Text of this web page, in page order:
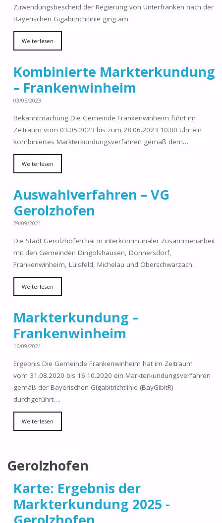
Zuwendungsbescheid der Regierung von Unterfranken nach der
Bayerischen Gigabitrichtlinie ging am…
Weiterlesen
Kombinierte Markterkundung
– Frankenwinheim
03/05/2023
Bekanntmachung Die Gemeinde Frankenwinheim führt im
Zeitraum vom 03.05.2023 bis zum 28.06.2023 10:00 Uhr ein
kombiniertes Markterkundungsverfahren gemäß dem…
Weiterlesen
Auswahlverfahren – VG
Gerolzhofen
29/09/2021
Die Stadt Gerolzhofen hat in interkommunaler Zusammenarbeit
mit den Gemeinden Dingolshausen, Donnersdorf,
Frankenwinheim, Lülsfeld, Michelau und Oberschwarzach…
Weiterlesen
Markterkundung –
Frankenwinheim
16/09/2021
Ergebnis Die Gemeinde Frankenwinheim hat im Zeitraum
vom 31.08.2020 bis 16.10.2020 ein Markterkundungsverfahren
gemäß der Bayerischen Gigabitrichtlinie (BayGibitR)
durchgeführt….
Weiterlesen
Gerolzhofen
Karte: Ergebnis der
Markterkundung 2025 -